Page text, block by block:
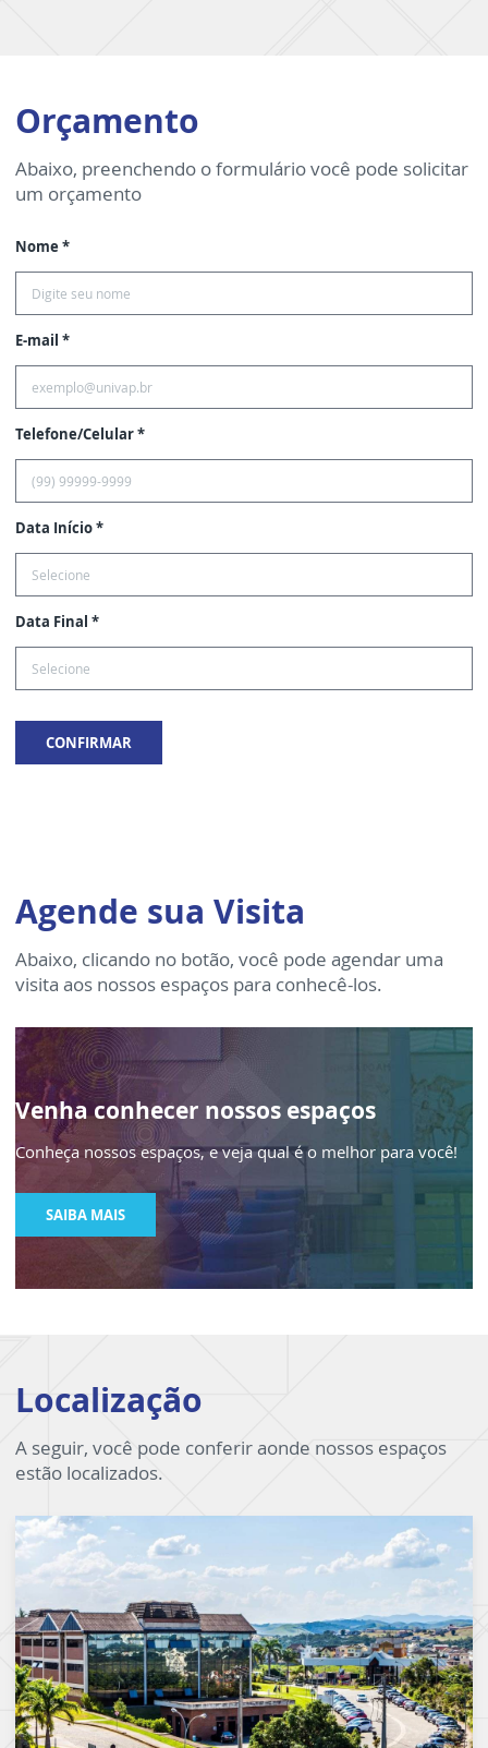
Orçamento
Abaixo, preenchendo o formulário você pode solicitar
um orçamento
Nome *
E-mail *
Telefone/Celular *
Data Início *
Data Final *
CONFIRMAR
Agende sua Visita
Abaixo, clicando no botão, você pode agendar uma
visita aos nossos espaços para conhecê-los.
Venha conhecer nossos espaços
Conheça nossos espaços, e veja qual é o melhor para você!
SAIBA MAIS
Localização
A seguir, você pode conferir aonde nossos espaços
estão localizados.